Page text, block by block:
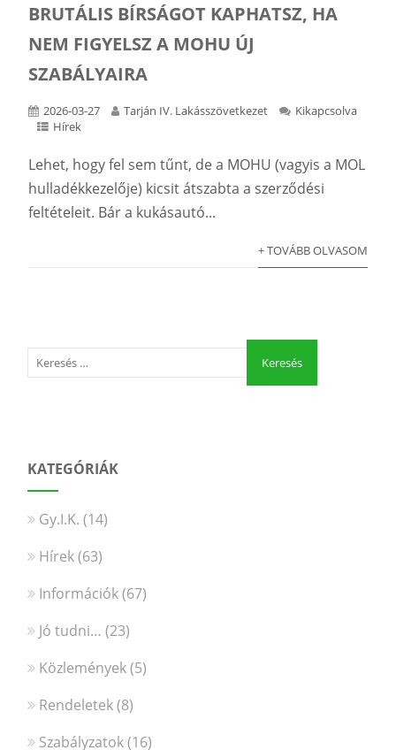
BRUTÁLIS BÍRSÁGOT KAPHATSZ, HA
NEM FIGYELSZ A MOHU ÚJ
SZABÁLYAIRA
2026-03-27 Tarján IV. Lakásszövetkezet
Kikapcsolva
Hírek
Lehet, hogy fel sem tűnt, de a MOHU (vagyis a MOL
hulladékkezelője) kicsit átszabta a szerződési
feltételeit. Bár a kukásautó...
+ TOVÁBB OLVASOM
KATEGÓRIÁK
Gy.I.K. (14)
Hírek(63)
Információk(67)
Jó tudni… (23)
Közlemények(5)
Rendeletek(8)
Szabályzatok(16)